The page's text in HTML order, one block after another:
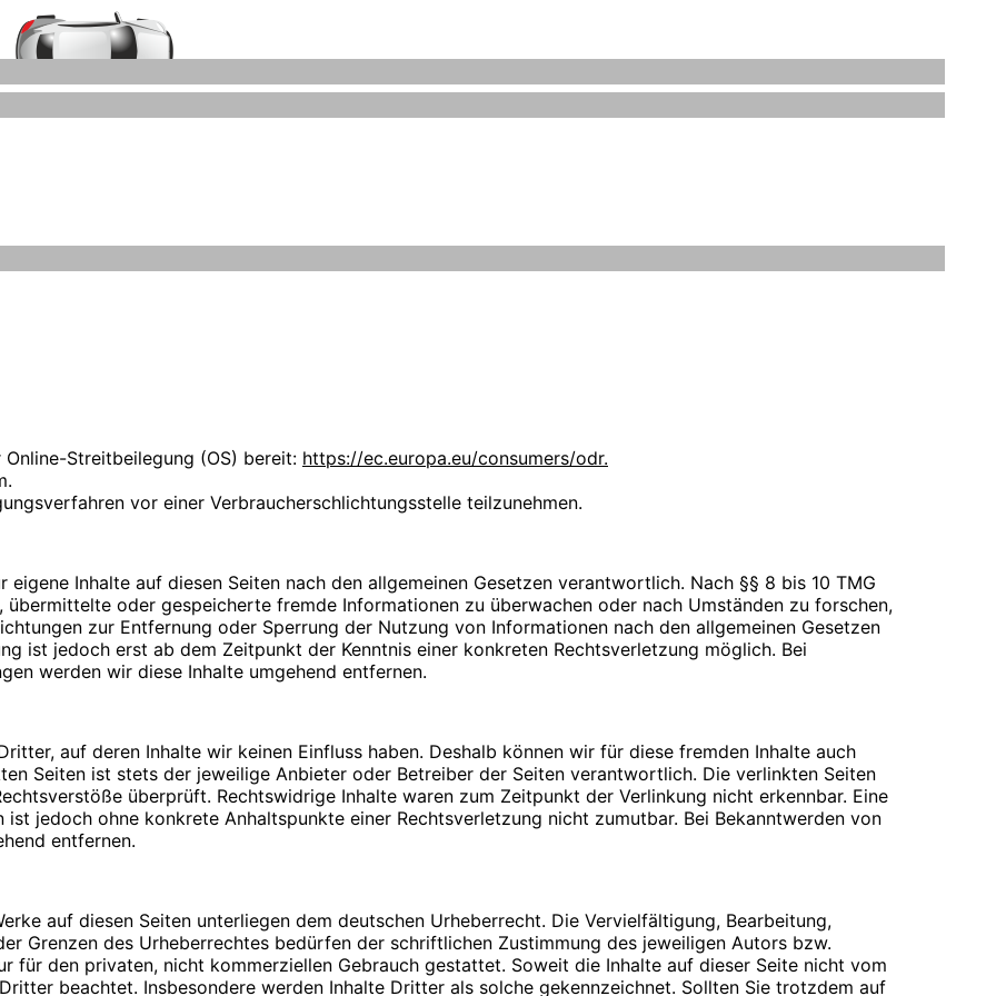
Auto-Ankauf-Zeitz.de
können Marken- oder Warenzeichen im Besitze ihrer rechtlichen Eigentümer sein. Die Rechte aller
ausschließlich bei deren Besitzern.
Daten zu informieren.
Durch die Verwendung von Cookies wird die Nutzung von Webseiten für den Nutzer vereinfacht.
fehlerfrei aufrufbar. Diese Gründe stellen auch das berechtigte Interesse für diese
Nutzung von Cookies zu Analysezwecken wird in einem anderen Punkt behandelt). Gängige Browser
Sie können Ihren Browser so einstellen, dass Sie über das Setzen von Cookies informiert werden
Cookies ausschließen oder das automatische Löschen der Cookies beim Schließen des Browser
dieser Website ohne Einschränkungen zugreifen können, wenn Sie entsprechende
Name, Vorname und E-Mail Adresse. Diese Daten verwenden wir ausschließlich für die o.g.
die im Zuge der Nutzung des Kontaktformulars oder der Übersendung einer E-Mail übermittelt
Streitbeilegung (OS) bereit: https://ec.europa.eu/consumers/odr.
vor einer Verbraucherschlichtungsstelle teilzunehmen.
Inhalte auf diesen Seiten nach den allgemeinen Gesetzen verantwortlich. Nach §§ 8 bis 10 TMG
oder gespeicherte fremde Informationen zu überwachen oder nach Umständen zu forschen,
zur Entfernung oder Sperrung der Nutzung von Informationen nach den allgemeinen Gesetzen
ist jedoch erst ab dem Zeitpunkt der Kenntnis einer konkreten Rechtsverletzung möglich. Bei
werden wir diese Inhalte umgehend entfernen.
auf deren Inhalte wir keinen Einfluss haben. Deshalb können wir für diese fremden Inhalte auch
Seiten ist stets der jeweilige Anbieter oder Betreiber der Seiten verantwortlich. Die verlinkten Seiten
überprüft. Rechtswidrige Inhalte waren zum Zeitpunkt der Verlinkung nicht erkennbar. Eine
jedoch ohne konkrete Anhaltspunkte einer Rechtsverletzung nicht zumutbar. Bei Bekanntwerden von
entfernen.
auf diesen Seiten unterliegen dem deutschen Urheberrecht. Die Vervielfältigung, Bearbeitung,
Grenzen des Urheberrechtes bedürfen der schriftlichen Zustimmung des jeweiligen Autors bzw.
für den privaten, nicht kommerziellen Gebrauch gestattet. Soweit die Inhalte auf dieser Seite nicht vom
beachtet. Insbesondere werden Inhalte Dritter als solche gekennzeichnet. Sollten Sie trotzdem auf